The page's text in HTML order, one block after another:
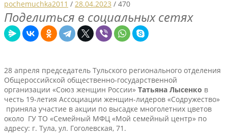
pochemuchka2011 / 28.04.2023 / 470
Поделиться в социальных сетях
28 апреля председатель Тульского регионального отделения
Общероссийской общественно-государственной
организации «Союз женщин России» Татьяна Лысенко в
честь 19-летия Ассоциации женщин-лидеров «Содружество»
приняла участие в акции по высадке многолетних цветов
около ГУ ТО «Семейный МФЦ «Мой семейный центр» по
адресу: г. Тула, ул. Гоголевская, 71.